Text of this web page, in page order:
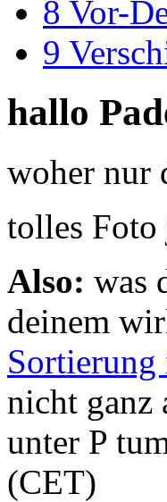
8 Vor-
9
hallo
woher nur
tolles
Also: was
deinem
Sortierung
nicht ganz
unter P
(CET)